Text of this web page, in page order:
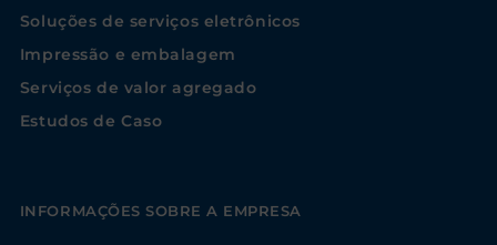
Soluções de serviços eletrônicos
Impressão e embalagem
Serviços de valor agregado
Estudos de Caso
INFORMAÇÕES SOBRE A EMPRESA